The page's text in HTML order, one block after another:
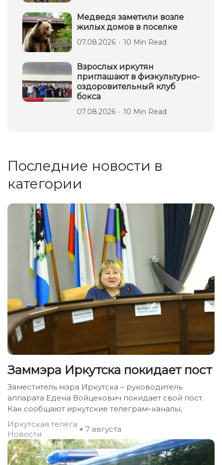
Медведя заметили возле
жилых домов в поселке
07.08.2026 10 Min Read
Взрослых иркутян
приглашают в физкультурно-
оздоровительный клуб
бокса
07.08.2026 10 Min Read
Последние новости в
категории
Заммэра Иркутска покидает пост
Заместитель мэра Иркутска – руководитель
аппарата Едена Войцехович покидает свой пост.
Как сообщают иркутские телеграм–каналы,
Иркутская телега
Новости
7 августа